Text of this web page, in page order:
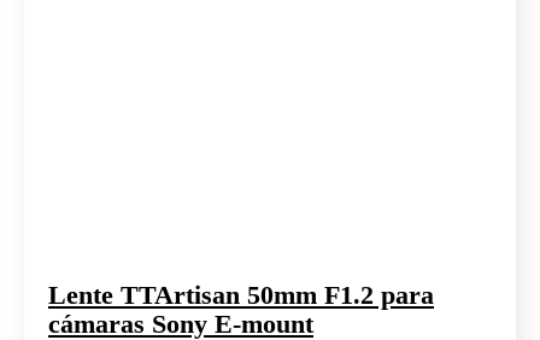
Lente TTArtisan 50mm F1.2 para
cámaras Sony E-mount